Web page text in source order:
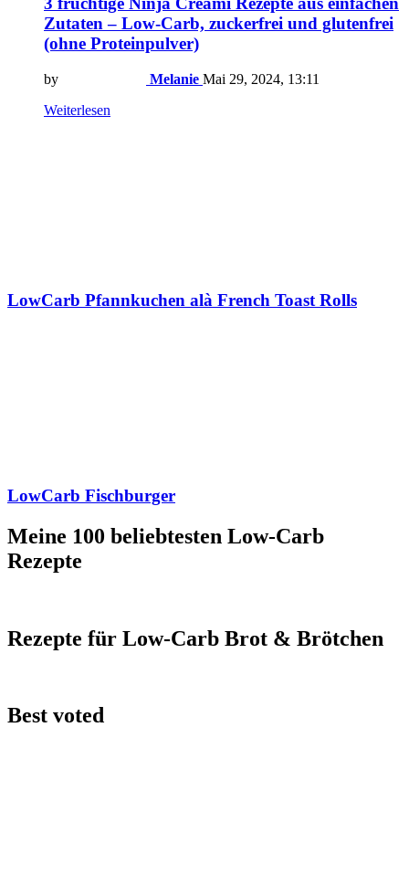
Zutaten – Low-Carb, zuckerfrei und glutenfrei
(ohne Proteinpulver)
by Melanie Mai 29, 2024, 13:11
Weiterlesen
LowCarb Pfannkuchen alà French Toast Rolls
LowCarb Fischburger
Meine 100 beliebtesten Low-Carb
Rezepte
Rezepte für Low-Carb Brot & Brötchen
Best voted